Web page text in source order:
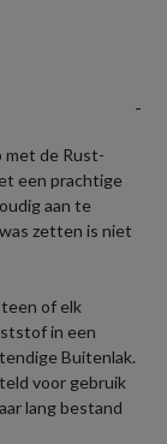
-
met de Rust-
een prachtige
aan te
zetten is niet
of elk
in een
Buitenlak.
voor gebruik
lang bestand